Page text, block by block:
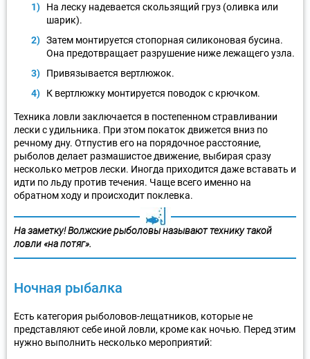
На леску надевается скользящий груз (оливка или
шарик).
Затем монтируется стопорная силиконовая бусина.
Она предотвращает разрушение ниже лежащего узла.
Привязывается вертлюжок.
К вертлюжку монтируется поводок с крючком.
Техника ловли заключается в постепенном стравливании
лески с удильника. При этом покаток движется вниз по
речному дну. Отпустив его на порядочное расстояние,
рыболов делает размашистое движение, выбирая сразу
несколько метров лески. Иногда приходится даже вставать и
идти по льду против течения. Чаще всего именно на
обратном ходу и происходит поклевка.
На заметку! Волжские рыболовы называют технику такой
ловли «на потяг».
Ночная рыбалка
Есть категория рыболовов-лещатников, которые не
представляют себе иной ловли, кроме как ночью. Перед этим
нужно выполнить несколько мероприятий: